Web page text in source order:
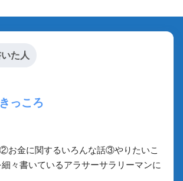
た人
きっころ
お金に関するいろんな話③やりたいこ
々書いているアラサーサラリーマンに